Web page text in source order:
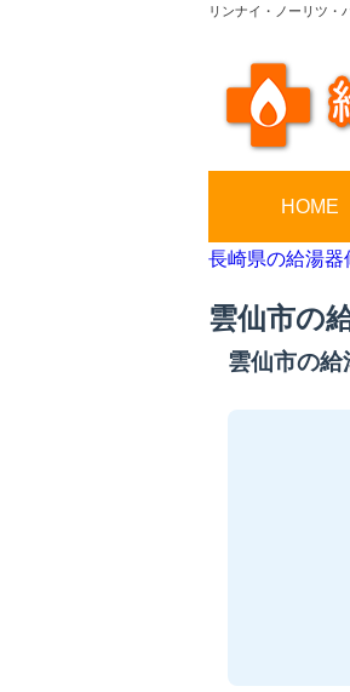
リンナイ・ノーリツ・
HOME
長崎県の給湯器
雲仙市の
雲仙市の給